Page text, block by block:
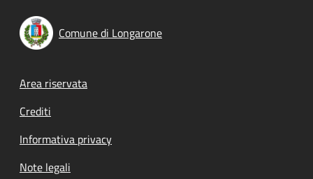
Comune di Longarone
Footer menu
Area riservata
Crediti
Informativa privacy
Note legali